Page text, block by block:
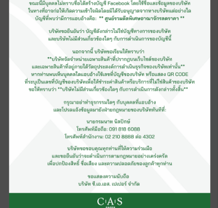
รวมทั้งสิ้น 30 ประเภทด้วยกัน พี่น้องชาวโรงพิมพ์สามารถดูได้ราย
ละเอียดเพิ่มเติมได้ที่ www.thaiprintawards.com
สุดท้ายนี้สมาคมการพิมพ์ไทยและคณะกรรมการการจัดงานประกวด
สิ่งพิมพ์แห่งชาติครั้งที่ 8 จึงขอเชิญชวนชาวโรงพิมพ์ รวมถึงผู้
ประกอบการที่เกี่ยวข้องกับธุรกิจการพิมพ์ทุกท่าน เข้าร่วมส่งชิ้นผล
งานเข้าประกวดในโครงการนี้ให้มากขึ้นกว่าปีที่ผ่านๆมา เพื่อเป็นการ
ร่วมมือกันสนับสนุนให้สิ่งพิมพ์ของคนไทยมีการพัฒนาก้าวหน้าขึ้น
อย่างต่อเนื่อง ทีมงานเราหวังเป็นอย่างยิ่งที่จะได้รับความร่วมมือที่ดี
จากทุกท่านไม่ว่าจะเคยส่งชิ้นผลงานมาแล้วหรือไม่ อย่างน้อยเพื่อเป็น
แรงกระตุ้นให้ท่านมีความตั้งใจที่จะผลิตสิ่งพิมพ์ที่ดีมีคุณภาพขึ้นมา
และทำให้ลูกค้าของท่านได้รับความพึงพอใจสูงสุดอย่างยั่งยืน
สำหรับผลงานที่ได้รับรางวัลจากการประกวดในครั้งนี้ สมาคมการ
สอบถามข้อมูลเพิ่มเติมกรุณาติดต่อ ฝ่ายประชาสัมพันธ์ สมาคมการ